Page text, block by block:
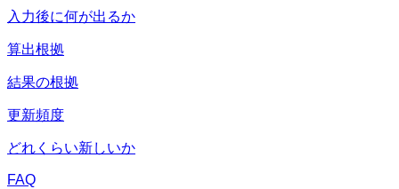
入力後に何が出るか
算出根拠
結果の根拠
更新頻度
どれくらい新しいか
FAQ